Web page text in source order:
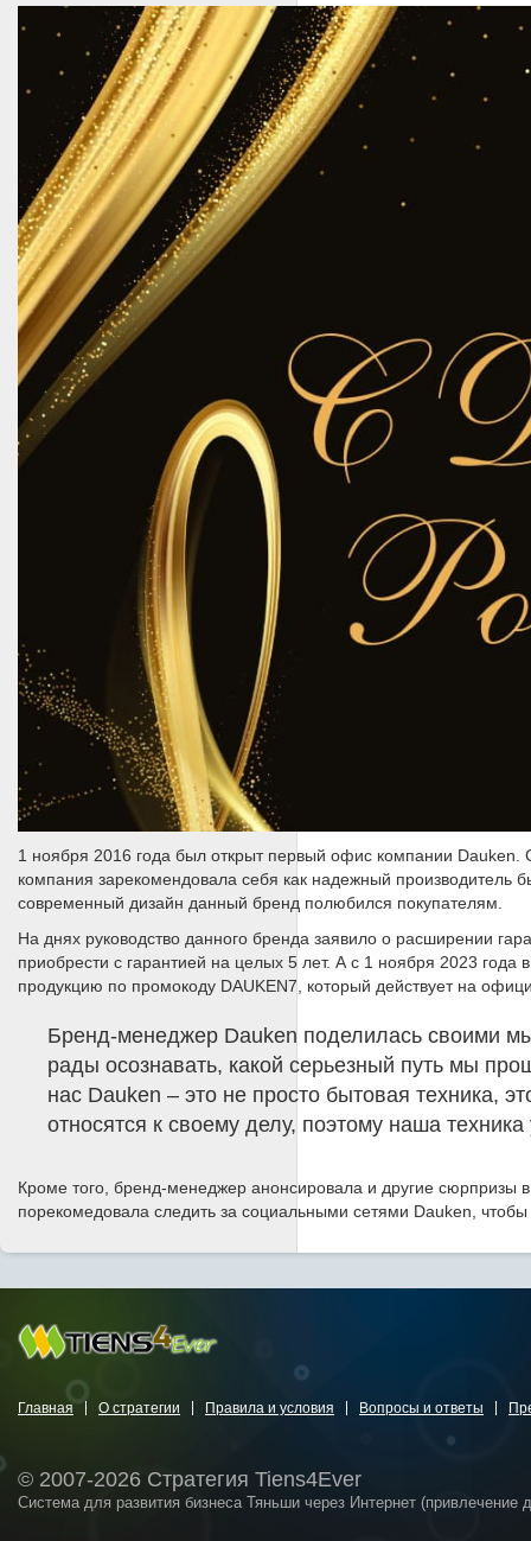
1 ноября 2016 года был открыт первый офис компании Dauken.
компания зарекомендовала себя как надежный производитель
современный дизайн данный бренд полюбился покупателям.
На днях руководство данного бренда заявило о расширении
приобрести с гарантией на целых 5 лет. А с 1 ноября 2023
продукцию по промокоду DAUKEN7, который действует на
Бренд-менеджер Dauken поделилась своими
рады осознавать, какой серьезный путь мы
нас Dauken – это не просто бытовая техника,
относятся к своему делу, поэтому наша техника
Кроме того, бренд-менеджер анонсировала и другие сюрпризы
порекомедовала следить за социальными сетями Dauken,
Главная О стратегии Правила и условия Вопросы и ответы
© 2007-2026 Стратегия Tiens4Ever
Система для развития бизнеса Тяньши через Интернет (привлечение